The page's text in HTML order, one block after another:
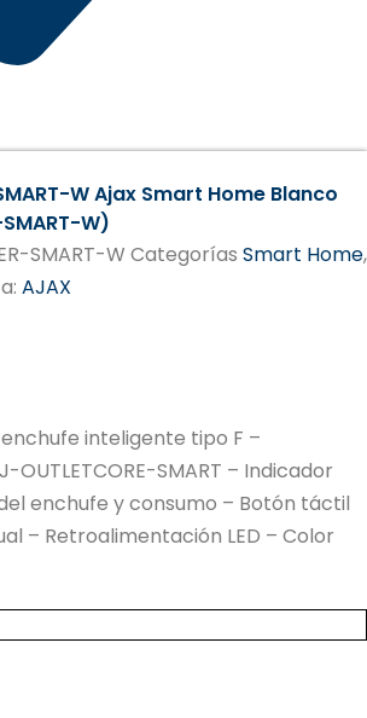
W Ajax Smart Home Blanco
W)
SMART-W Categorías Smart Home,
AJAX
inteligente tipo F –
SMART – Indicador
enchufe y consumo – Botón táctil
– Retroalimentación LED – Color